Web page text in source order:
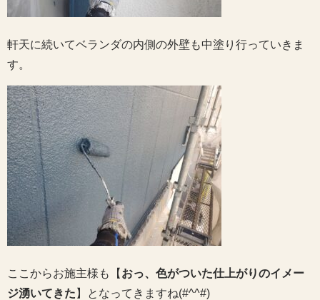
軒天に続いてベランダの内側の外壁も中塗り行っていきま
す。
ここからお施主様も【 おっ、色がついた仕上がりのイメー
ジ湧いてきた 】となってきますね(#^^#)